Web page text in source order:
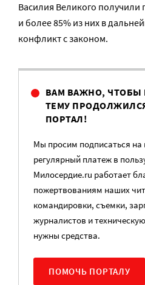
Василия Великого
и более 85% из них в
конфликт с законом.
ВАМ ВАЖНО, ЧТОБЫ
ТЕМУ
ПОРТАЛ!
Мы просим подписаться
регулярный платеж в
Милосердие.ru работает
пожертвованиям наших
командировки, съемки,
журналистов и
нужны средства.
ПОМОЧЬ ПОРТАЛУ